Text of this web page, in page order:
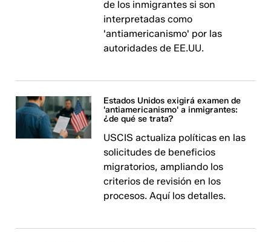
de los inmigrantes si son
interpretadas como
'antiamericanismo' por las
autoridades de EE.UU.
Estados Unidos exigirá examen de
'antiamericanismo' a inmigrantes:
¿de qué se trata?
USCIS actualiza políticas en las
solicitudes de beneficios
migratorios, ampliando los
criterios de revisión en los
procesos. Aquí los detalles.